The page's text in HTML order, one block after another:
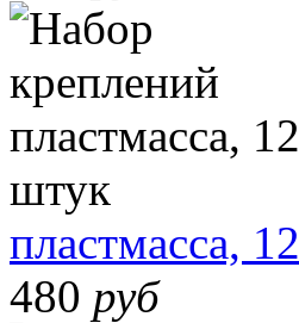
пластмасса,
480 руб